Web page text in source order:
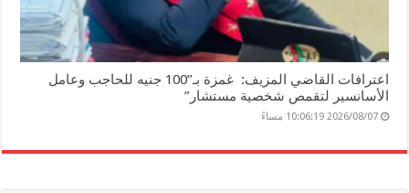
اعترافات القاضي المزيف: غمزة بـ”100 جنيه للحاجب وعامل
الأسانسير لتقمص شخصية مستشار”
2026/08/07 10:06:19 مساءً